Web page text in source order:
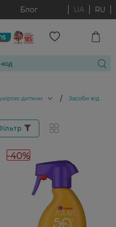
Блог UA RU
дитини / Засоби від
-40%